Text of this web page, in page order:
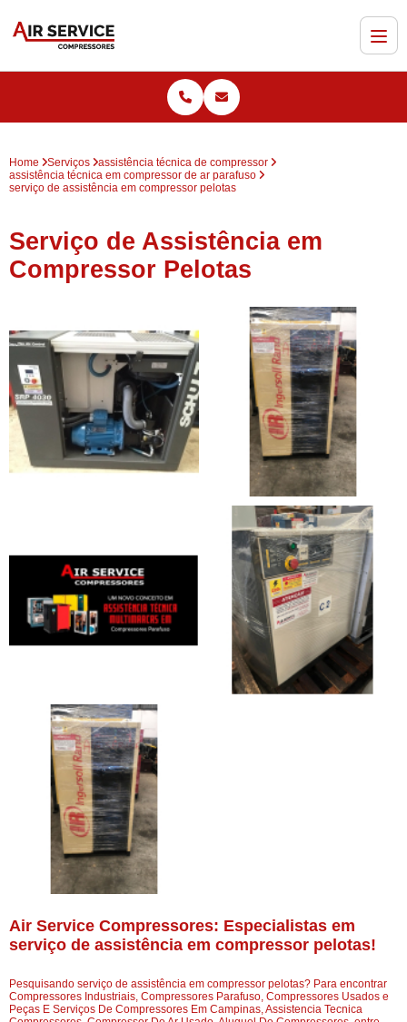
Home Serviços
assistência técnica de compressor
assistência técnica em compressor de ar parafuso
serviço de assistência em compressor pelotas
Serviço de Assistência em
Compressor Pelotas
Air Service Compressores: Especialistas em
serviço de assistência em compressor pelotas!
Pesquisando serviço de assistência em compressor pelotas? Para encontrar
Compressores Industriais, Compressores Parafuso, Compressores Usados e
Peças E Serviços De Compressores Em Campinas, Assistencia Tecnica